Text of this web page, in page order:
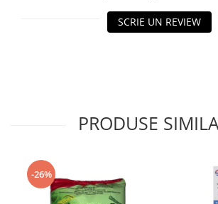
SCRIE UN REVIEW
PRODUSE
-26%